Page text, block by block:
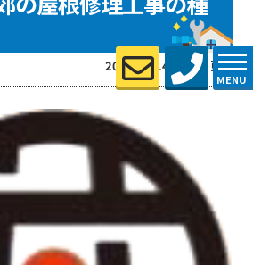
MENU
2026.01.14 (Wed) 更新